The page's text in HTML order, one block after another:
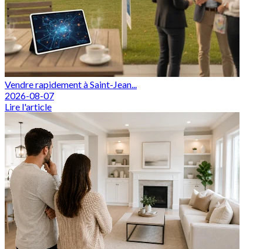
Vendre rapidement à Saint-Jean...
2026-08-07
Lire l'article